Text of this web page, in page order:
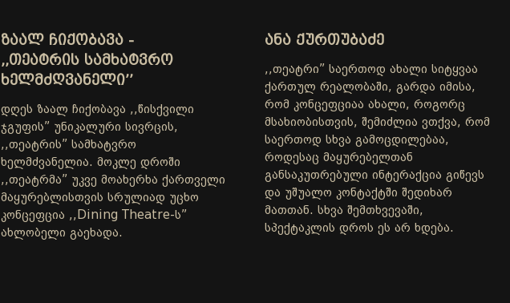
ᲖᲐᲐᲚ ᲩᲘᲥᲝᲑᲐᲕᲐ -
,,ᲗᲔᲐᲢᲠᲘᲡ ᲡᲐᲛᲮᲐᲢᲕᲠᲝ
ᲮᲔᲚᲛᲫᲦᲕᲐᲜᲔᲚᲘ’’
დღეს ზაალ ჩიქობავა ,,წისქვილი
ჯგუფის” უნიკალური სივრცის,
,,თეატრის” სამხატვრო
ხელმძვანელია. მოკლე დროში
,,თეატრმა” უკვე მოახერხა ქართველი
მაყურებლისთვის სრულიად უცხო
კონცეფცია ,,Dining Theatre-ს”
ახლობელი გაეხადა.
ᲐᲜᲐ ᲥᲣᲠᲗᲣᲑᲐᲫᲔ
,,თეატრი” საერთოდ ახალი სიტყვაა
ქართულ რეალობაში, გარდა იმისა,
რომ კონცეფციაა ახალი, როგორც
მსახიობისთვის, შემიძლია ვთქვა, რომ
საერთოდ სხვა გამოცდილებაა,
როდესაც მაყურებელთან
განსაკუთრებული ინტერაქცია გიწევს
და უშუალო კონტაქტში შედიხარ
მათთან. სხვა შემთხვევაში,
სპექტაკლის დროს ეს არ ხდება.